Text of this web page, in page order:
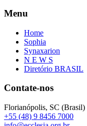
Menu
Home
Sophia
Synaxarion
N E W S
Diretório BRASIL
Contate-nos
Florianópolis, SC (Brasil)
+55 (48) 9 8456 7000